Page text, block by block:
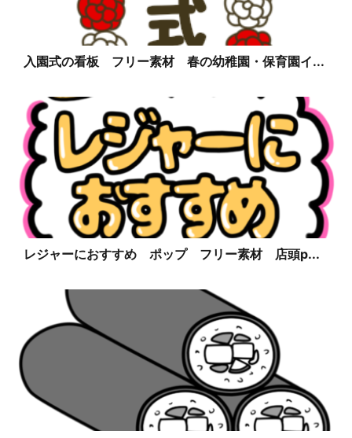
入園式の看板 フリー素材 春の幼稚園・保育園イ...
レジャーにおすすめ ポップ フリー素材 店頭p...